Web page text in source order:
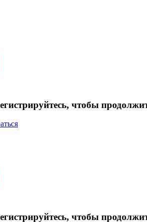
чтобы
чтобы